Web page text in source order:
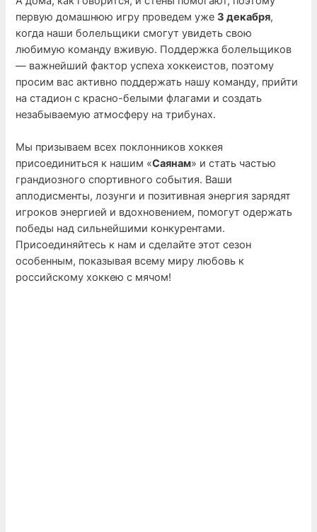
первую домашнюю игру проведем уже3 декабря,
когда наши болельщики смогут увидеть свою
любимую команду вживую. Поддержка болельщиков
— важнейший фактор успеха хоккеистов, поэтому
просим вас активно поддержать нашу команду, прийти
на стадион с красно-белыми флагами и создать
незабываемую атмосферу на трибунах.
Мы призываем всех поклонников хоккея
присоединиться к нашим «Саянам» и стать частью
грандиозного спортивного события. Ваши
аплодисменты, лозунги и позитивная энергия зарядят
игроков энергией и вдохновением, помогут одержать
победы над сильнейшими конкурентами.
Присоединяйтесь к нам и сделайте этот сезон
особенным, показывая всему миру любовь к
российскому хоккею с мячом!